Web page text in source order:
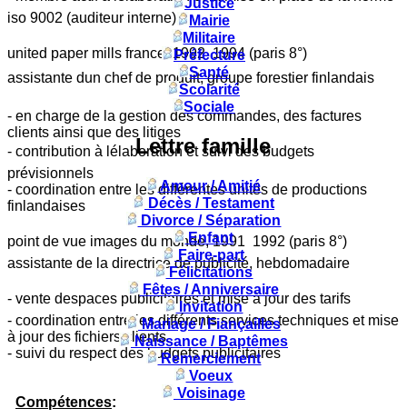
iso 9002 (auditeur interne)
united paper mills france, 1992  1994 (paris 8°)
assistante dun chef de produit, groupe forestier finlandais
- en charge de la gestion des commandes, des factures
clients ainsi que des litiges
- contribution à lélaboration et suivi des budgets
prévisionnels
- coordination entre les différentes unités de productions
finlandaises
point de vue images du monde, 1991  1992 (paris 8°)
assistante de la directrice de publicité, hebdomadaire
- vente despaces publicitaires et mise à jour des tarifs
- coordination entre les différents services techniques et mise
à jour des fichiers clients
- suivi du respect des budgets publicitaires
Compétences:
Justice
Mairie
Militaire
Préfecture
Santé
Scolarité
Sociale
Lettre famille
Amour / Amitié
Décès / Testament
Divorce / Séparation
Enfant
Faire-part
Félicitations
Fêtes / Anniversaire
Invitation
Mariage / Fiançailles
Naissance / Baptêmes
Remerciement
Voeux
Voisinage